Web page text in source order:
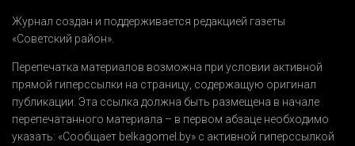
Журнал создан и поддерживается редакцией газеты
«Советский район».
Перепечатка материалов возможна при условии активной
прямой гиперссылки на страницу, содержащую оригинал
публикации. Эта ссылка должна быть размещена в начале
перепечатанного материала – в первом абзаце необходимо
указать: «Сообщает belkagomel.by» с активной гиперссылкой